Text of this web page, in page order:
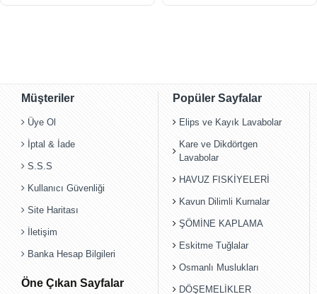
Müşteriler
Üye Ol
İptal & İade
S.S.S
Kullanıcı Güvenliği
Site Haritası
İletişim
Banka Hesap Bilgileri
Öne Çıkan Sayfalar
Popüler Sayfalar
Elips ve Kayık Lavabolar
Kare ve Dikdörtgen
Lavabolar
HAVUZ FISKİYELERİ
Kavun Dilimli Kurnalar
ŞÖMİNE KAPLAMA
Eskitme Tuğlalar
Osmanlı Muslukları
DÖŞEMELİKLER